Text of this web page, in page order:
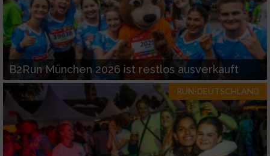
B2Run München 2026 ist restlos ausverkauft
RUN-DEUTSCHLAND